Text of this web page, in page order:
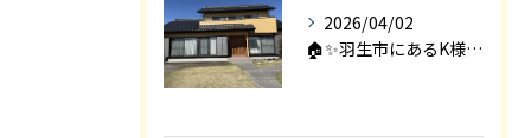
2026/04/02
🏠✨羽生市にあるK様邸は、2008年に㈱エアロックで新築され...